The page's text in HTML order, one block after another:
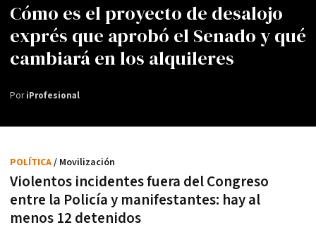
Cómo es el proyecto de desalojo
exprés que aprobó el Senado y qué
cambiará en los alquileres
PoriProfesional
Violentos incidentes fuera del Congreso
entre la Policía y manifestantes: hay al
menos 12 detenidos
POLÍTICA/ Movilización